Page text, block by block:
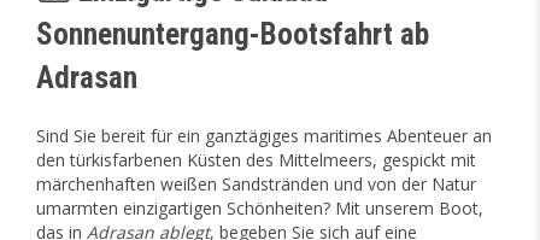
Sonnenuntergang-Bootsfahrt ab
Adrasan
Sind Sie bereit für ein ganztägiges maritimes Abenteuer an
den türkisfarbenen Küsten des Mittelmeers, gespickt mit
märchenhaften weißen Sandstränden und von der Natur
umarmten einzigartigen Schönheiten? Mit unserem Boot,
das in Adrasan ablegt, begeben Sie sich auf eine